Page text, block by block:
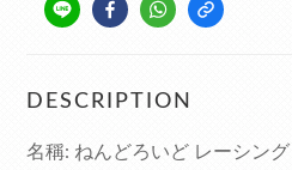
DESCRIPTION
名稱: ねんどろいど レーシン